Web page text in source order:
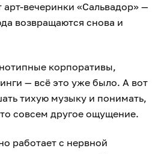
вечеринки «Сальвадор» —
возвращаются снова и
корпоративы,
— всё это уже было. А вот
тихую музыку и понимать,
совсем другое ощущение.
работает с нервной